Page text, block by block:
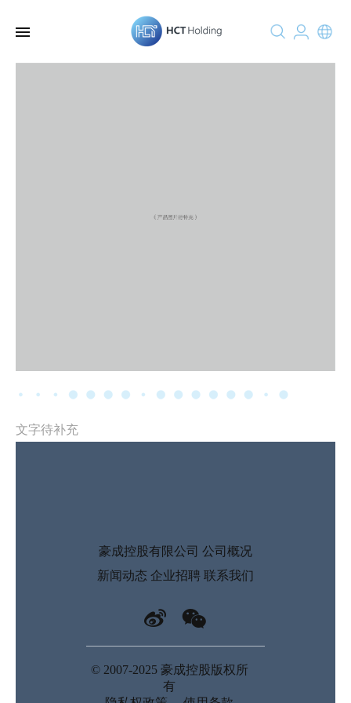
文字待补充
豪成控股有限公司 公司概况
新闻动态 企业招聘 联系我们
© 2007-2025 豪成控股版权所
有